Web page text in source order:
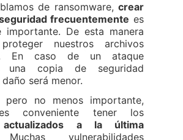
de ransomware, crear
frecuentemente es
importante. De esta manera
nuestros archivos
En caso de un ataque
una copia de seguridad
será menor.
pero no menos importante,
conveniente tener los
actualizados a la última
vulnerabilidades